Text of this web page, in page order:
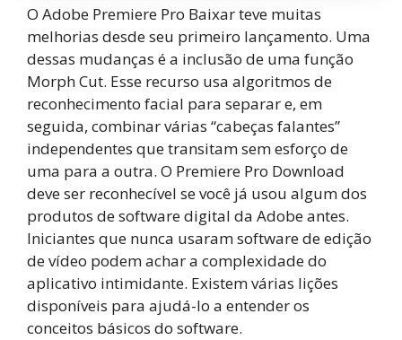
O Adobe Premiere Pro Baixar teve muitas
melhorias desde seu primeiro lançamento. Uma
dessas mudanças é a inclusão de uma função
Morph Cut. Esse recurso usa algoritmos de
reconhecimento facial para separar e, em
seguida, combinar várias “cabeças falantes”
independentes que transitam sem esforço de
uma para a outra. O Premiere Pro Download
deve ser reconhecível se você já usou algum dos
produtos de software digital da Adobe antes.
Iniciantes que nunca usaram software de edição
de vídeo podem achar a complexidade do
aplicativo intimidante. Existem várias lições
disponíveis para ajudá-lo a entender os
conceitos básicos do software.